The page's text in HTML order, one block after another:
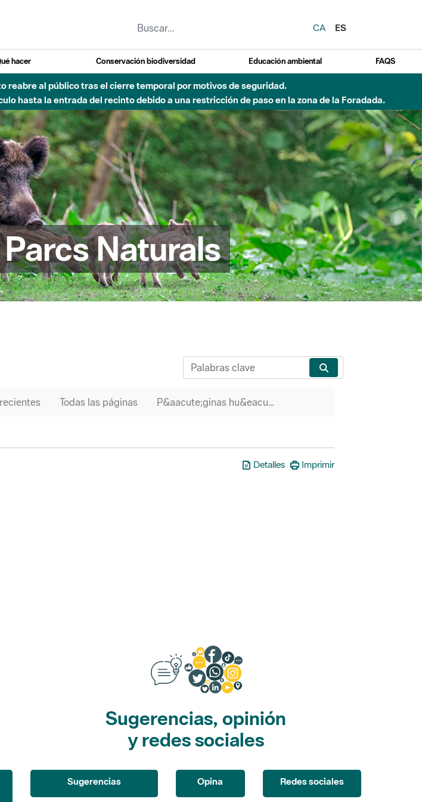
CA
ES
hacer Conservación biodiversidad Educación ambiental FAQS
reabre al público tras el cierre temporal por motivos de seguridad.
hasta la entrada del recinto debido a una restricción de paso en la zona de la Foradada.
Naturals
Todas las páginas P&aacute;ginas hu&eacute;rfanas
Detalles Imprimir
media es de 0 estrellas de 5.
Sugerencias, opinión
y redes sociales
Sugerencias Opina Redes sociales